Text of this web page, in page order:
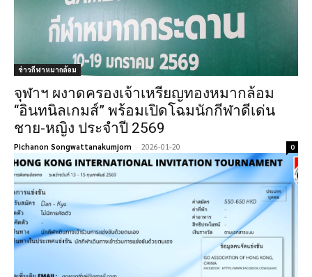
ข่าวกีฬาหมากล้อม
จุฬาฯ ผงาดครองเจ้าเหรียญทองหมากล้อม
“อินทนิลเกมส์” พร้อมเปิดโฉมนักกีฬาดีเด่น
ชาย-หญิง ประจำปี 2569
Pichanon Songwattanakumjorn - 2026-01-20 0